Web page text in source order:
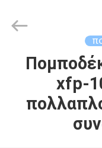
ΣΠΊΤΙ
ΠΡΟΪΌΝΤΑ
Technology
Co.,Ltd..
xfp-